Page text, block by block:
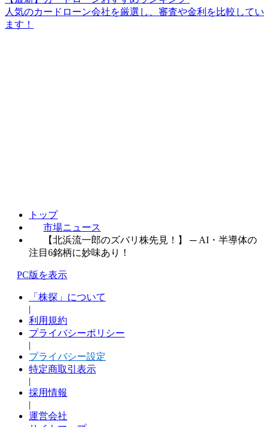
人気のカードローン会社を厳選し、審査や金利を比較してい
ます！
トップ
市場ニュース
【北浜流一郎のズバリ株先見！】 ─ AI・半導体の
注目6銘柄に妙味あり！
PC版を表示
「株探」について
|
利用規約
プライバシーポリシー
|
プライバシー設定
特定商取引表示
|
採用情報
|
運営会社